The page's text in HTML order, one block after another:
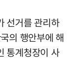
선거를 관리하
의 행안부에 해
통계청장이 사